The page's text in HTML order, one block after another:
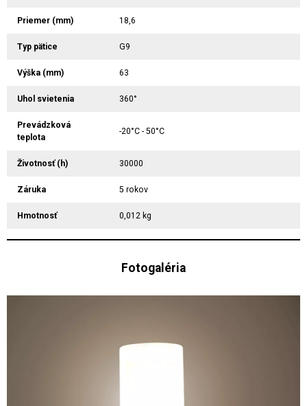
Priemer (mm) 18,6
Typ pätice G9
Výška (mm) 63
Uhol svietenia 360°
Prevádzková
teplota
-20°C - 50°C
Životnosť (h) 30000
Záruka 5 rokov
Hmotnosť 0,012 kg
Fotogaléria